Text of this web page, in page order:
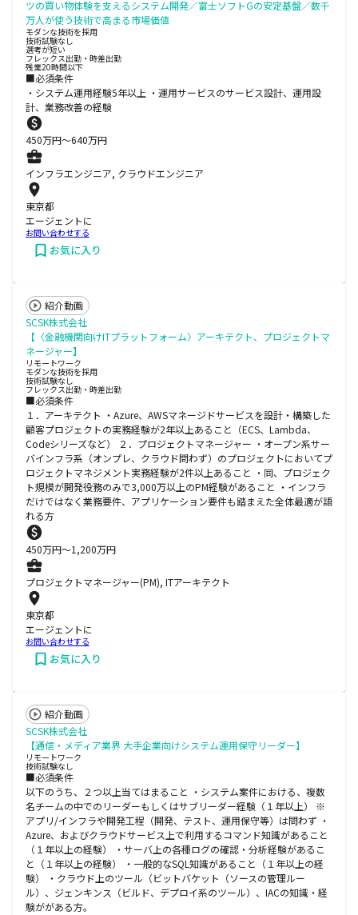
ツの買い物体験を支えるシステム開発／富士ソフトGの安定基盤／数千
万人が使う技術で高まる市場価値
モダンな技術を採用
技術試験なし
選考が短い
フレックス出勤・時差出勤
残業20時間以下
■必須条件
・システム運用経験5年以上 ・運用サービスのサービス設計、運用設
計、業務改善の経験
450万円〜640万円
インフラエンジニア, クラウドエンジニア
東京都
エージェントに
お問い合わせする
お気に入り
紹介動画
SCSK株式会社
【〈金融機関向けITプラットフォーム〉アーキテクト、プロジェクトマ
ネージャー】
リモートワーク
モダンな技術を採用
技術試験なし
フレックス出勤・時差出勤
■必須条件
１．アーキテクト ・Azure、AWSマネージドサービスを設計・構築した
顧客プロジェクトの実務経験が2年以上あること（ECS、Lambda、
Codeシリーズなど） ２．プロジェクトマネージャー ・オープン系サー
バインフラ系（オンプレ、クラウド問わず）のプロジェクトにおいてプ
ロジェクトマネジメント実務経験が2件以上あること ・同、プロジェク
ト規模が開発役務のみで3,000万以上のPM経験があること ・インフラ
だけではなく業務要件、アプリケーション要件も踏まえた全体最適が語
れる方
450万円〜1,200万円
プロジェクトマネージャー(PM), ITアーキテクト
東京都
エージェントに
お問い合わせする
お気に入り
紹介動画
SCSK株式会社
【通信・メディア業界 大手企業向けシステム運用保守リーダー】
リモートワーク
技術試験なし
■必須条件
以下のうち、２つ以上当てはまること ・システム案件における、複数
名チームの中でのリーダーもしくはサブリーダー経験（１年以上） ※
アプリ/インフラや開発工程（開発、テスト、運用保守等）は問わず ・
Azure、およびクラウドサービス上で利用するコマンド知識があること
（１年以上の経験） ・サーバ上の各種ログの確認・分析経験があるこ
と（１年以上の経験） ・一般的なSQL知識があること（１年以上の経
験） ・クラウド上のツール（ビットバケット（ソースの管理ルー
ル）、ジェンキンス（ビルド、デプロイ系のツール）、IACの知識・経
験ががある方。